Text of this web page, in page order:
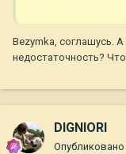
Bezуmka, соглашусь.
недостаточность?
DIGNIORI
Опубликовано